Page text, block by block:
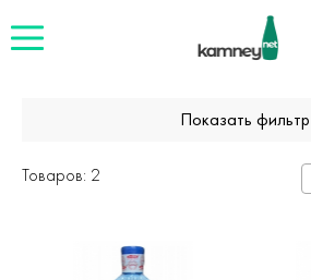
Показать фильтр
Товаров: 2